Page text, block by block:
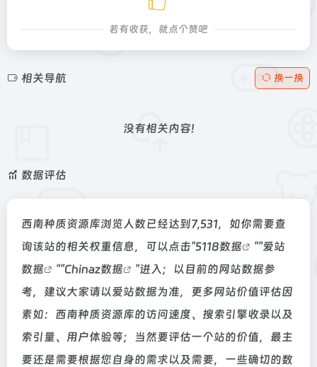
若有收获，就点个赞吧
相关导航 换一换
没有相关内容!
数据评估
西南种质资源库浏览人数已经达到7,531，如你需要查
询该站的相关权重信息，可以点击"5118数据 ""爱站
数据
""Chinaz数据
"进入；以目前的网站数据参
考，建议大家请以爱站数据为准，更多网站价值评估因
素如：西南种质资源库的访问速度、搜索引擎收录以及
索引量、用户体验等；当然要评估一个站的价值，最主
要还是需要根据您自身的需求以及需要，一些确切的数